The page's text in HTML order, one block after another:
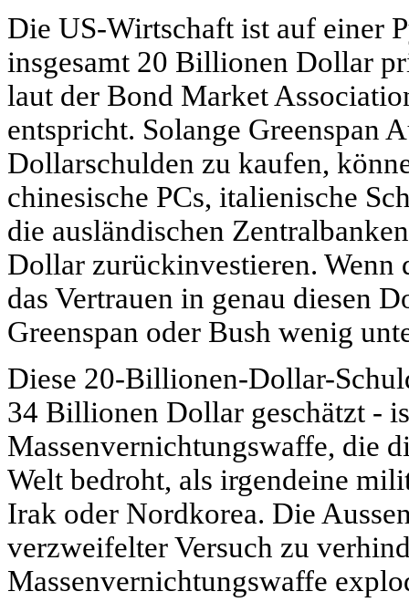
Die US-Wirtschaft ist auf einer
insgesamt 20 Billionen Dollar
laut der Bond Market
entspricht. Solange Greenspan
Dollarschulden zu kaufen,
chinesische PCs, italienische
die ausländischen
Dollar zurückinvestieren.
das Vertrauen in genau diesen
Greenspan oder Bush wenig
Diese 20-Billionen-Dollar-
34 Billionen Dollar geschätzt -
Massenvernichtungswaffe, die
Welt bedroht, als irgendeine
Irak oder Nordkorea. Die
verzweifelter Versuch zu
Massenvernichtungswaffe